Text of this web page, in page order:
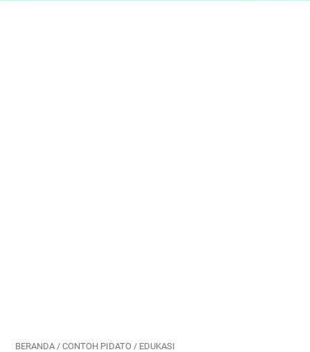
BERANDA / CONTOH PIDATO / EDUKASI